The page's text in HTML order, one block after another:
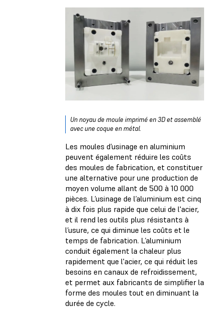
Un noyau de moule imprimé en 3D et assemblé
avec une coque en métal.
Les moules d’usinage en aluminium
peuvent également réduire les coûts
des moules de fabrication, et constituer
une alternative pour une production de
moyen volume allant de 500 à 10 000
pièces. L’usinage de l’aluminium est cinq
à dix fois plus rapide que celui de l'acier,
et il rend les outils plus résistants à
l’usure, ce qui diminue les coûts et le
temps de fabrication. L’aluminium
conduit également la chaleur plus
rapidement que l'acier, ce qui réduit les
besoins en canaux de refroidissement,
et permet aux fabricants de simplifier la
forme des moules tout en diminuant la
durée de cycle.